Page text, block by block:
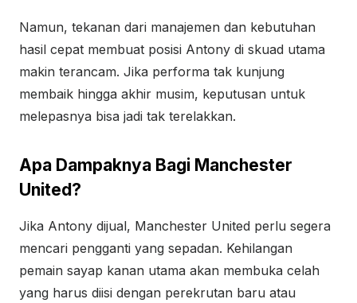
Namun, tekanan dari manajemen dan kebutuhan
hasil cepat membuat posisi Antony di skuad utama
makin terancam. Jika performa tak kunjung
membaik hingga akhir musim, keputusan untuk
melepasnya bisa jadi tak terelakkan.
Apa Dampaknya Bagi Manchester
United?
Jika Antony dijual, Manchester United perlu segera
mencari pengganti yang sepadan. Kehilangan
pemain sayap kanan utama akan membuka celah
yang harus diisi dengan perekrutan baru atau